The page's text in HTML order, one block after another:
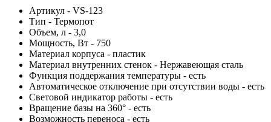
Артикул - VS-123
Тип - Термопот
Объем, л - 3,0
Мощность, Вт - 750
Материал корпуса - пластик
Материал внутренних стенок - Нержавеющая сталь
Функция поддержания температуры - есть
Автоматическое отключение при отсутствии воды - есть
Световой индикатор работы - есть
Вращение базы на 360° - есть
Возможность переноса - есть